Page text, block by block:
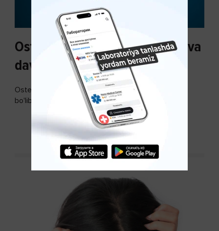
Osteoartroz sabablari, tasnifi va
davolash usullari
Osteoartroz - bo'g'imlarning keng tarqalgan kasalligi
bo'lib, so'ngi paytda osteoartroz kasalligi sonining
ko'payishi tendentsiyasi mavjud...
DAVOMINI O'QISH